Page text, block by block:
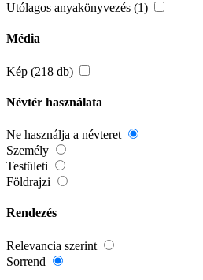
Utólagos anyakönyvezés (1)
Média
Kép (218 db)
Névtér használata
Ne használja a névteret
Személy
Testületi
Földrajzi
Rendezés
Relevancia szerint
Sorrend